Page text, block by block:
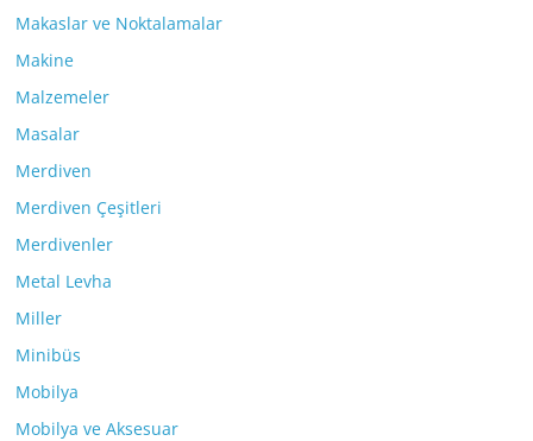
Makaslar ve Noktalamalar
Makine
Malzemeler
Masalar
Merdiven
Merdiven Çeşitleri
Merdivenler
Metal Levha
Miller
Minibüs
Mobilya
Mobilya ve Aksesuar